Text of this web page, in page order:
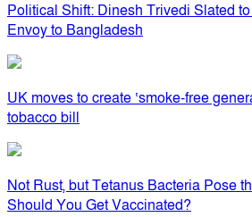
Political Shift: Dinesh Trivedi Slated
Envoy to Bangladesh
UK moves to create ‘smoke-free
tobacco bill
Not Rust, but Tetanus Bacteria Pose
Should You Get Vaccinated?